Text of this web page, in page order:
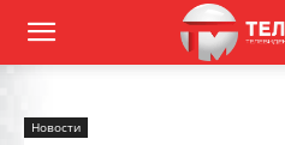
Новости